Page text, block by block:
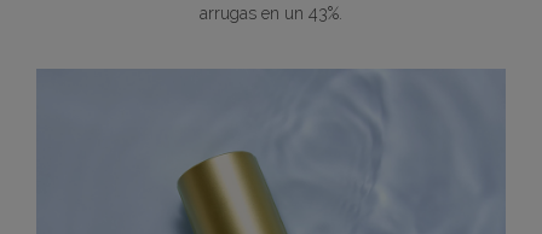
arrugas en un 43%.